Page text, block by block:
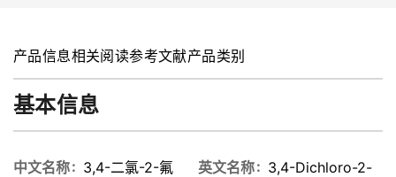
产品信息相关阅读参考文献产品类别
基本信息
中文名称
3,4-二氯-2-氟
英文名称
3,4-Dichloro-2-